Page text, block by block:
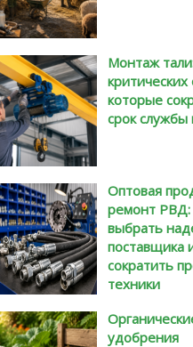
Монтаж
которые
срок службы
Оптовая
ремонт РВД:
выбрать
поставщика
сократить
техники
удобрения